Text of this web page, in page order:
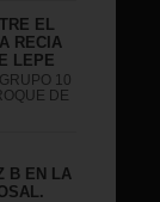
EL
RECIA
LEPE
10
DE
B EN LA